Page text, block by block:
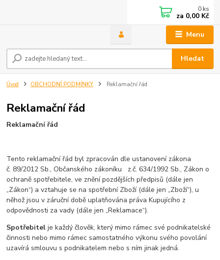
Menu
Hledat
0 ks
za 0,00 Kč
Úvod OBCHODNÍ PODMÍNKY Reklamační řád
Reklamační řád
Reklamační řád
Tento reklamační řád byl zpracován dle ustanovení zákona
č. 89/2012 Sb., Občanského zákoníku z.č. 634/1992 Sb., Zákon o
ochraně spotřebitele, ve znění pozdějších předpisů (dále jen
„Zákon“) a vztahuje se na spotřební Zboží (dále jen „Zboží“), u
něhož jsou v záruční době uplatňována práva Kupujícího z
odpovědnosti za vady (dále jen „Reklamace“).
Spotřebitel je každý člověk, který mimo rámec své podnikatelské
činnosti nebo mimo rámec samostatného výkonu svého povolání
uzavírá smlouvu s podnikatelem nebo s ním jinak jedná.